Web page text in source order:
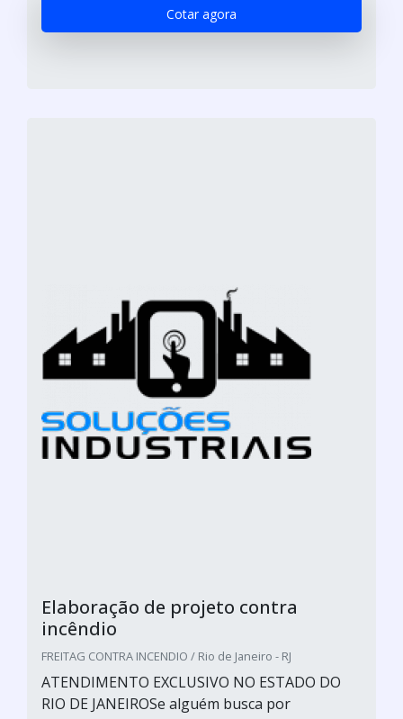
Cotar agora
Elaboração de projeto contra
incêndio
FREITAG CONTRA INCENDIO / Rio de Janeiro - RJ
ATENDIMENTO EXCLUSIVO NO ESTADO DO
RIO DE JANEIROSe alguém busca por